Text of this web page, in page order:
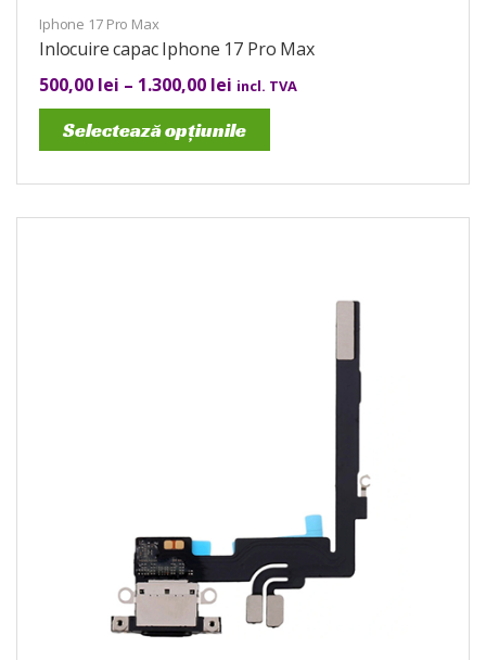
Iphone 17 Pro Max
Inlocuire capac Iphone 17 Pro Max
500,00 lei – 1.300,00 lei incl. TVA
Selectează opțiunile